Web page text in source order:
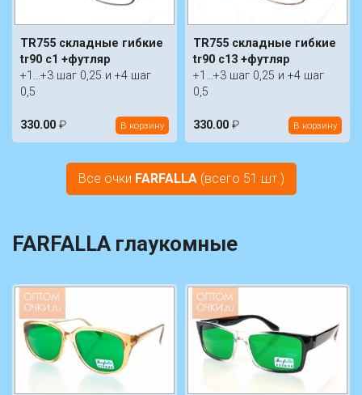
TR755 складные гибкие
tr90 c1 +футляр
+1...+3 шаг 0,25 и +4 шаг
0,5
330.00 ₽ В корзину
TR755 складные гибкие
tr90 c13 +футляр
+1...+3 шаг 0,25 и +4 шаг
0,5
330.00 ₽ В корзину
Все очки FARFALLA(всего 51 шт.)
FARFALLA глаукомные